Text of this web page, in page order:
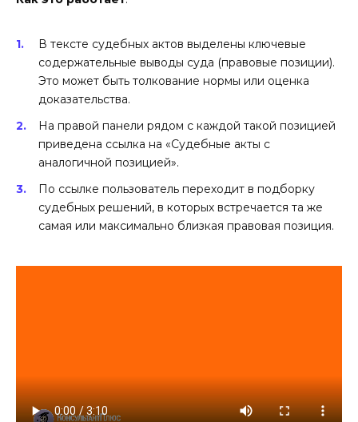
В тексте судебных актов выделены ключевые
содержательные выводы суда (правовые позиции).
Это может быть толкование нормы или оценка
доказательства.
На правой панели рядом с каждой такой позицией
приведена ссылка на «Судебные акты с
аналогичной позицией».
По ссылке пользователь переходит в подборку
судебных решений, в которых встречается та же
самая или максимально близкая правовая позиция.